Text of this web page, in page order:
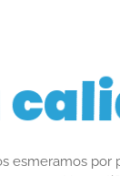
esmeramos